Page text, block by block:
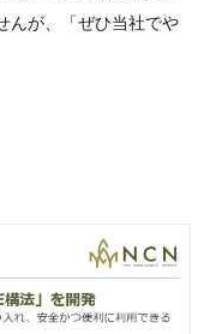
んが、「ぜひ当社でや